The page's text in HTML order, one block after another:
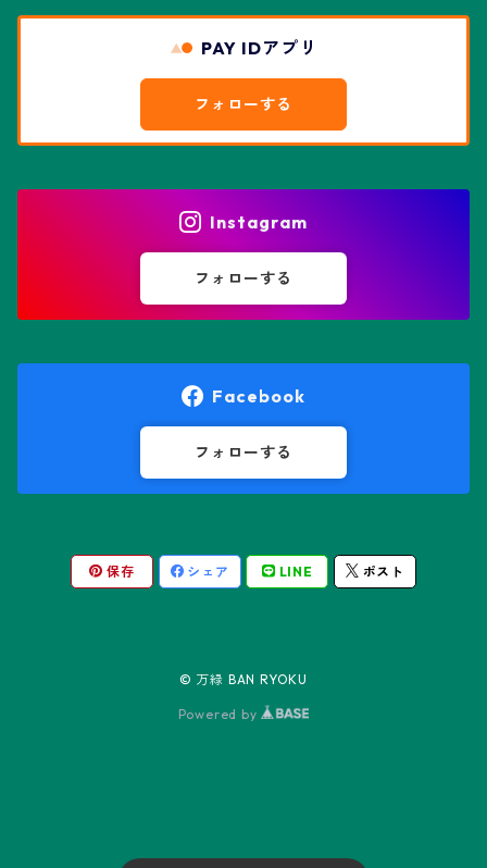
リザード・スキン兜
花園兜
エリオシケ属
オレオケレウス属
friedrichii LB 2178
キリンドロオプンチア属
パキポディウム属
フェネストラリア属
プセウドリトス属
ユーフォルビア属
PAY IDアプリ
フォローする
Instagram
フォローする
Facebook
フォローする
保存 シェア LINE ポスト
© 万緑 BAN RYOKU
Powered by